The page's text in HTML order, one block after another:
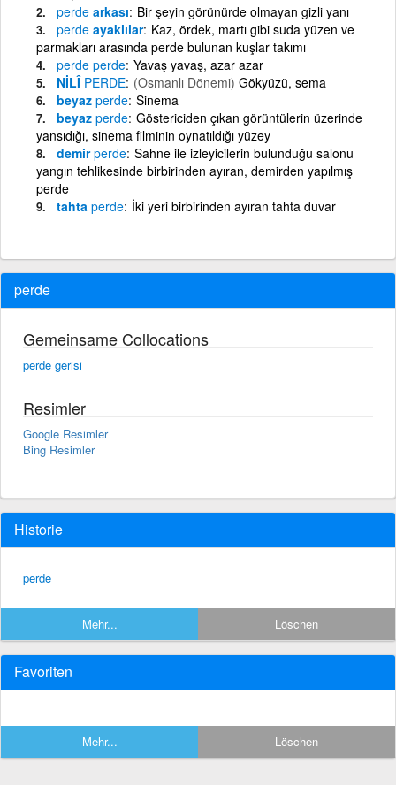
perde arkası Bir şeyin görünürde olmayan gizli yanı
perde ayaklılar Kaz, ördek, martı gibi suda yüzen ve
parmakları arasında perde bulunan kuşlar takımı
perde perde Yavaş yavaş, azar azar
NİLÎ PERDE (Osmanlı Dönemi) Gökyüzü, sema
beyaz perde Sinema
beyaz perde Göstericiden çıkan görüntülerin üzerinde
yansıdığı, sinema filminin oynatıldığı yüzey
demirperde Sahne ile izleyicilerin bulunduğu salonu
yangın tehlikesinde birbirinden ayıran, demirden yapılmış
perde
tahta perde İki yeri birbirinden ayıran tahta duvar
perde
Gemeinsame Collocations
perde gerisi
Resimler
Google Resimler
Bing Resimler
Historie
perde
Mehr... Löschen
Favoriten
Mehr... Löschen